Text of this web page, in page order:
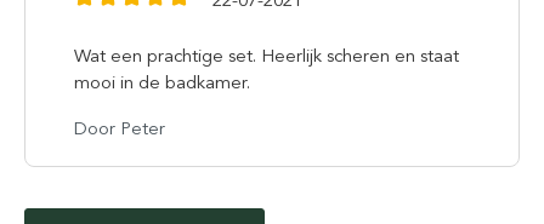
Wat een prachtige set. Heerlijk scheren en staat
mooi in de badkamer.
Door Peter